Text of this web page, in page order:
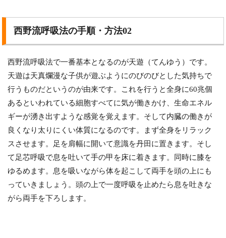
西野流呼吸法の手順・方法02
西野流呼吸法で一番基本となるのが天遊（てんゆう）です。
天遊は天真爛漫な子供が遊ぶようにのびのびとした気持ちで
行うものだというのが由来です。これを行うと全身に60兆個
あるといわれている細胞すべてに気が働きかけ、生命エネル
ギーが湧き出すような感覚を覚えます。そして内臓の働きが
良くなり太りにくい体質になるのです。まず全身をリラック
スさせます。足を肩幅に開いて意識を丹田に置きます。そし
て足芯呼吸で息を吐いて手の甲を床に着きます。同時に膝を
ゆるめます。息を吸いながら体を起こして両手を頭の上にも
っていきましょう。頭の上で一度呼吸を止めたら息を吐きな
がら両手を下ろします。